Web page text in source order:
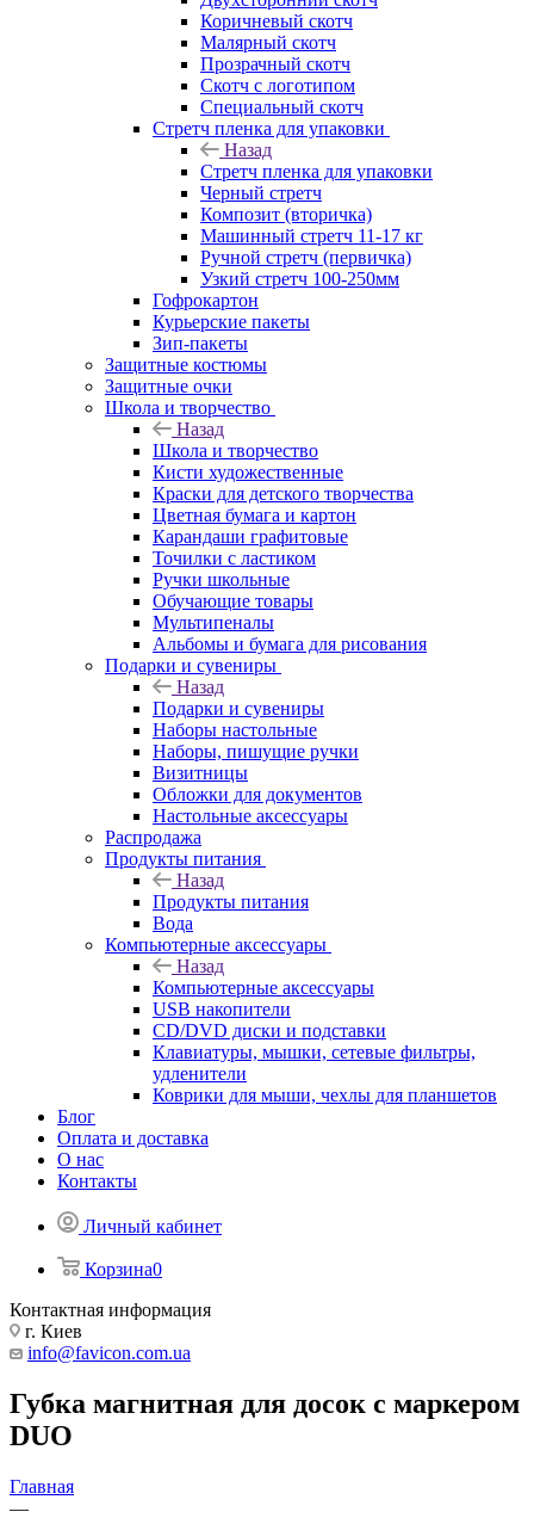
Коричневый скотч
Малярный скотч
Прозрачный скотч
Скотч с логотипом
Специальный скотч
Стретч пленка для упаковки
Назад
Стретч пленка для упаковки
Черный стретч
Композит (вторичка)
Машинный стретч 11-17 кг
Ручной стретч (первичка)
Узкий стретч 100-250мм
Гофрокартон
Курьерские пакеты
Зип-пакеты
Защитные костюмы
Защитные очки
Школа и творчество
Назад
Школа и творчество
Кисти художественные
Краски для детского творчества
Цветная бумага и картон
Карандаши графитовые
Точилки с ластиком
Ручки школьные
Обучающие товары
Мультипеналы
Альбомы и бумага для рисования
Подарки и сувениры
Назад
Подарки и сувениры
Наборы настольные
Наборы, пишущие ручки
Визитницы
Обложки для документов
Настольные аксессуары
Распродажа
Продукты питания
Назад
Продукты питания
Вода
Компьютерные аксессуары
Назад
Компьютерные аксессуары
USB накопители
CD/DVD диски и подставки
Клавиатуры, мышки, сетевые фильтры,
удленители
Коврики для мыши, чехлы для планшетов
Блог
Оплата и доставка
О нас
Контакты
Личный кабинет
Корзина0
Контактная информация
г. Киев
info@favicon.com.ua
Губка магнитная для досок c маркером
DUO
Главная
—